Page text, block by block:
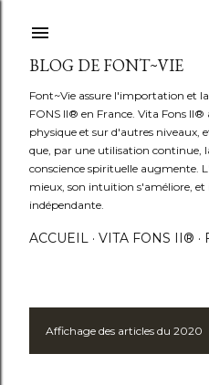
BLOG DE FONT~VIE
Font~Vie assure l'importation et
FONS II® en France. Vita Fons
physique et sur d'autres niveaux,
que, par une utilisation continue,
conscience spirituelle augmente.
mieux, son intuition s'améliore, et
indépendante.
ACCUEIL VITA FONS II®
AAffichage des articles du 2020